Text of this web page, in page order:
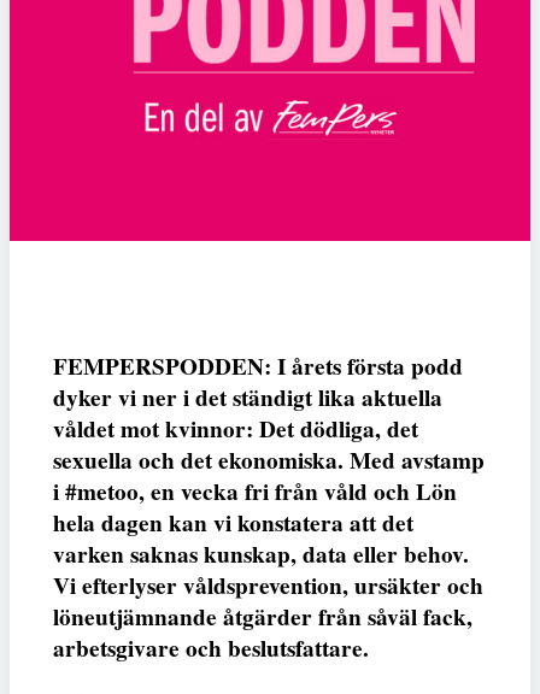
FEMPERSPODDEN: I årets första podd
dyker vi ner i det ständigt lika aktuella
våldet mot kvinnor: Det dödliga, det
sexuella och det ekonomiska. Med avstamp
i #metoo, en vecka fri från våld och Lön
hela dagen kan vi konstatera att det
varken saknas kunskap, data eller behov.
Vi efterlyser våldsprevention, ursäkter och
löneutjämnande åtgärder från såväl fack,
arbetsgivare och beslutsfattare.